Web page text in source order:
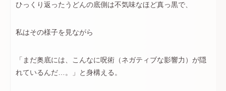
ひっくり返ったうどんの底側は不気味なほど真っ黒で、
私はその様子を見ながら
「まだ奥底には、こんなに呪術（ネガティブな影響力）が隠
れているんだ…。」と身構える。